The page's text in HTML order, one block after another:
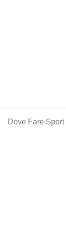
Dove Fare Sport